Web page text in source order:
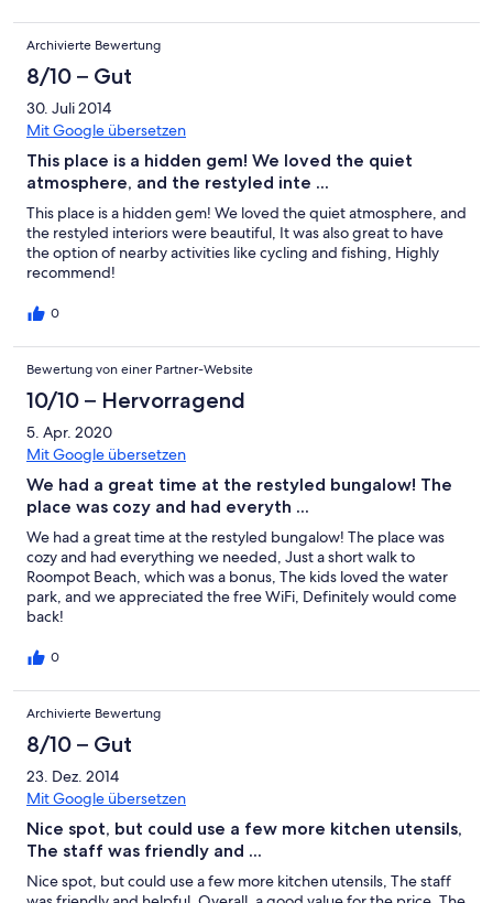
Archivierte Bewertung
8/10 – Gut
30. Juli 2014
Mit Google übersetzen
This place is a hidden gem! We loved the quiet
atmosphere, and the restyled inte ...
This place is a hidden gem! We loved the quiet atmosphere, and
the restyled interiors were beautiful, It was also great to have
the option of nearby activities like cycling and fishing, Highly
recommend!
0
Bewertung von einer Partner-Website
10/10 – Hervorragend
5. Apr. 2020
Mit Google übersetzen
We had a great time at the restyled bungalow! The
place was cozy and had everyth ...
We had a great time at the restyled bungalow! The place was
cozy and had everything we needed, Just a short walk to
Roompot Beach, which was a bonus, The kids loved the water
park, and we appreciated the free WiFi, Definitely would come
back!
0
Archivierte Bewertung
8/10 – Gut
23. Dez. 2014
Mit Google übersetzen
Nice spot, but could use a few more kitchen utensils,
The staff was friendly and ...
Nice spot, but could use a few more kitchen utensils, The staff